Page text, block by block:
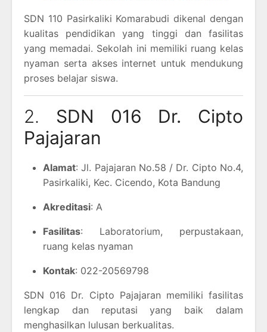
SDN 110 Pasirkaliki Komarabudi dikenal dengan
kualitas pendidikan yang tinggi dan fasilitas
yang memadai. Sekolah ini memiliki ruang kelas
nyaman serta akses internet untuk mendukung
proses belajar siswa.
2. SDN 016 Dr. Cipto
Pajajaran
Alamat: Jl. Pajajaran No.58 / Dr. Cipto No.4,
Pasirkaliki, Kec. Cicendo, Kota Bandung
Akreditasi: A
Fasilitas: Laboratorium, perpustakaan,
ruang kelas nyaman
Kontak: 022-20569798
SDN 016 Dr. Cipto Pajajaran memiliki fasilitas
lengkap dan reputasi yang baik dalam
menghasilkan lulusan berkualitas.